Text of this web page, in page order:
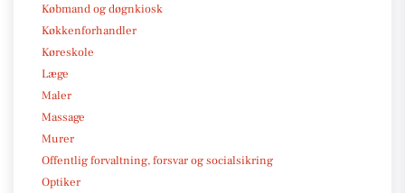
Købmand og døgnkiosk
Køkkenforhandler
Køreskole
Læge
Maler
Massage
Murer
Offentlig forvaltning, forsvar og socialsikring
Optiker